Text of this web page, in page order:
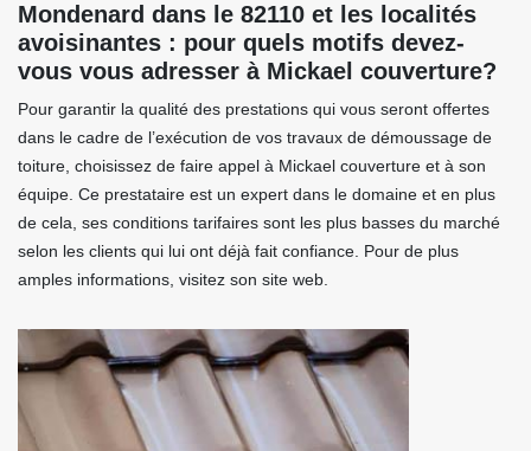
Mondenard dans le 82110 et les localités
avoisinantes : pour quels motifs devez-
vous vous adresser à Mickael couverture?
Pour garantir la qualité des prestations qui vous seront offertes
dans le cadre de l’exécution de vos travaux de démoussage de
toiture, choisissez de faire appel à Mickael couverture et à son
équipe. Ce prestataire est un expert dans le domaine et en plus
de cela, ses conditions tarifaires sont les plus basses du marché
selon les clients qui lui ont déjà fait confiance. Pour de plus
amples informations, visitez son site web.